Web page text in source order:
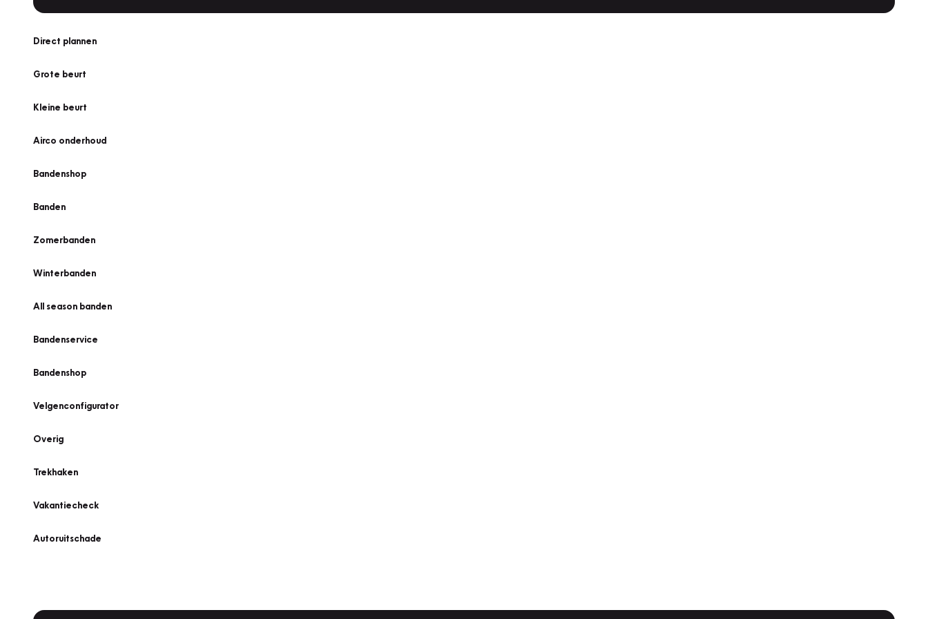
Direct plannen
Grote beurt
Kleine beurt
Airco onderhoud
Bandenshop
Banden
Zomerbanden
Winterbanden
All season banden
Bandenservice
Bandenshop
Velgenconfigurator
Overig
Trekhaken
Vakantiecheck
Autoruitschade